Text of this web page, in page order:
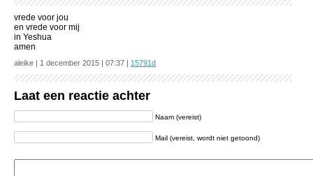
vrede voor jou
en vrede voor mij
in Yeshua
amen
aleike | 1 december 2015 | 07:37 | 15791d
Laat een reactie achter
Naam (vereist)
Mail (vereist, wordt niet getoond)